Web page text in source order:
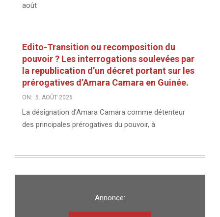
août
Edito-Transition ou recomposition du
pouvoir ? Les interrogations soulevées par
la republication d’un décret portant sur les
prérogatives d’Amara Camara en Guinée.
ON: 5. AOÛT 2026
La désignation d’Amara Camara comme détenteur
des principales prérogatives du pouvoir, à
Annonce: